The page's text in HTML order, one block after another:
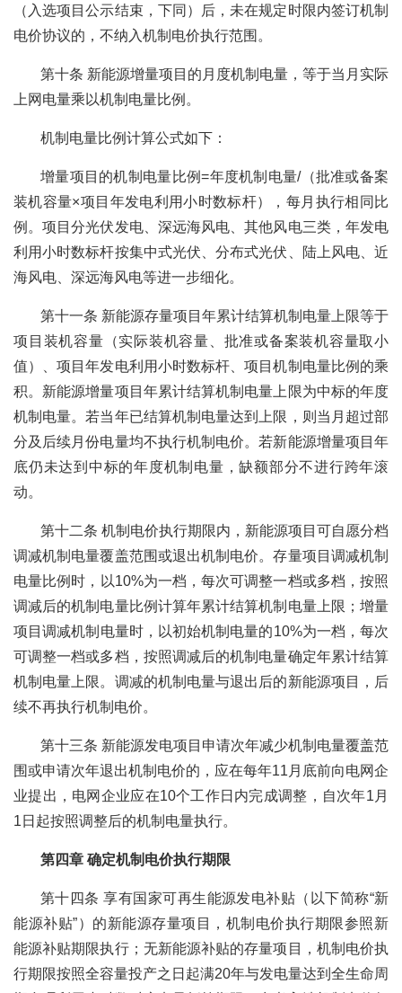
（入选项目公示结束，下同）后，未在规定时限内签订机制
电价协议的，不纳入机制电价执行范围。
第十条 新能源增量项目的月度机制电量，等于当月实际
上网电量乘以机制电量比例。
机制电量比例计算公式如下：
增量项目的机制电量比例=年度机制电量/（批准或备案
装机容量×项目年发电利用小时数标杆），每月执行相同比
例。项目分光伏发电、深远海风电、其他风电三类，年发电
利用小时数标杆按集中式光伏、分布式光伏、陆上风电、近
海风电、深远海风电等进一步细化。
第十一条 新能源存量项目年累计结算机制电量上限等于
项目装机容量（实际装机容量、批准或备案装机容量取小
值）、项目年发电利用小时数标杆、项目机制电量比例的乘
积。新能源增量项目年累计结算机制电量上限为中标的年度
机制电量。若当年已结算机制电量达到上限，则当月超过部
分及后续月份电量均不执行机制电价。若新能源增量项目年
底仍未达到中标的年度机制电量，缺额部分不进行跨年滚
动。
第十二条 机制电价执行期限内，新能源项目可自愿分档
调减机制电量覆盖范围或退出机制电价。存量项目调减机制
电量比例时，以10%为一档，每次可调整一档或多档，按照
调减后的机制电量比例计算年累计结算机制电量上限；增量
项目调减机制电量时，以初始机制电量的10%为一档，每次
可调整一档或多档，按照调减后的机制电量确定年累计结算
机制电量上限。调减的机制电量与退出后的新能源项目，后
续不再执行机制电价。
第十三条 新能源发电项目申请次年减少机制电量覆盖范
围或申请次年退出机制电价的，应在每年11月底前向电网企
业提出，电网企业应在10个工作日内完成调整，自次年1月
1日起按照调整后的机制电量执行。
第四章 确定机制电价执行期限
第十四条 享有国家可再生能源发电补贴（以下简称“新
能源补贴”）的新能源存量项目，机制电价执行期限参照新
能源补贴期限执行；无新能源补贴的存量项目，机制电价执
行期限按照全容量投产之日起满20年与发电量达到全生命周